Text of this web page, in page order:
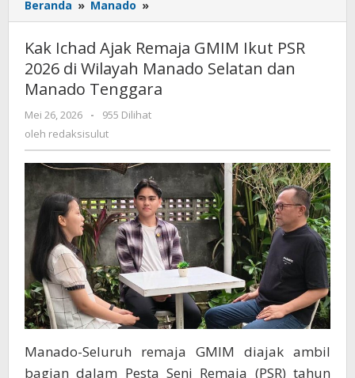
Beranda » Manado »
Ichad
Remaja
GMIM
Ikut
Wilayah
Manado
Selatan
dan
Manado
Tenggara
Kak Ichad Ajak Remaja GMIM Ikut PSR
2026 di Wilayah Manado Selatan dan
Manado Tenggara
Mei 26, 2026
oleh
redaksisulut
-
955 Dilihat
oleh redaksisulut
Manado-Seluruh remaja GMIM diajak ambil
bagian dalam Pesta Seni Remaja (PSR) tahun